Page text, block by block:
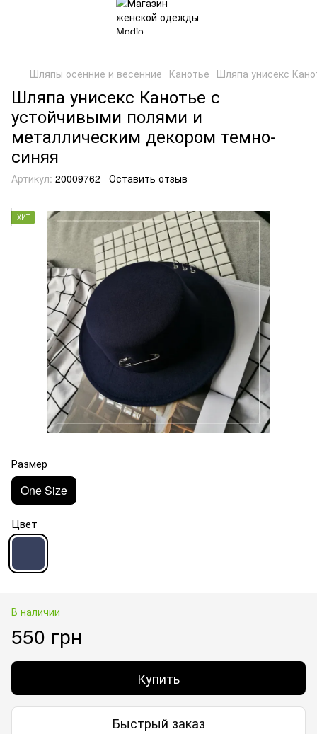
Шляпы осенние и весенние Канотье Шляпа унисекс
Шляпа унисекс Канотье с
устойчивыми полями и
металлическим декором темно-
синяя
Артикул: 20009762 Оставить отзыв
ХИТ
Размер
One Size
Цвет
В наличии
550 грн
Купить
Быстрый заказ